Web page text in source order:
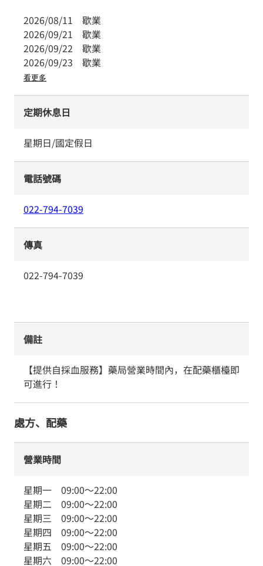
2026/08/11 歇業
2026/09/21 歇業
2026/09/22 歇業
2026/09/23 歇業
看更多
定期休息日
星期日/國定假日
電話號碼
022-794-7039
傳真
022-794-7039
備註
【提供自採血服務】藥局營業時間內，在配藥櫃檯即
可進行！
處方、配藥
營業時間
星期一 09:00～22:00
星期二 09:00～22:00
星期三 09:00～22:00
星期四 09:00～22:00
星期五 09:00～22:00
星期六 09:00～22:00